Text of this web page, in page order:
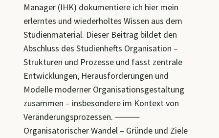
Manager (IHK) dokumentiere ich hier mein
erlerntes und wiederholtes Wissen aus dem
Studienmaterial. Dieser Beitrag bildet den
Abschluss des Studienhefts Organisation –
Strukturen und Prozesse und fasst zentrale
Entwicklungen, Herausforderungen und
Modelle moderner Organisationsgestaltung
zusammen – insbesondere im Kontext von
Veränderungsprozessen. ⸻
Organisatorischer Wandel – Gründe und Ziele